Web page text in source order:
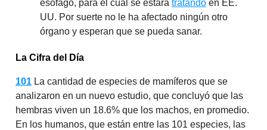
esófago, para el cual se estará tratando en EE.
UU. Por suerte no le ha afectado ningún otro
órgano y esperan que se pueda sanar.
La Cifra del Día
101 La cantidad de especies de mamíferos que se
analizaron en un nuevo estudio, que concluyó que las
hembras viven un 18.6% que los machos, en promedio.
En los humanos, que están entre las 101 especies, las